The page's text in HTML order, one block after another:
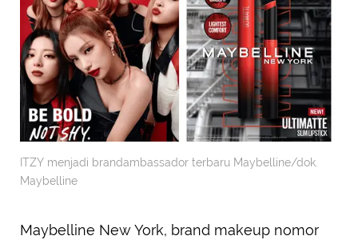
ITZY menjadi brandambassador terbaru Maybelline/dok.
Maybelline
Maybelline New York, brand makeup nomor